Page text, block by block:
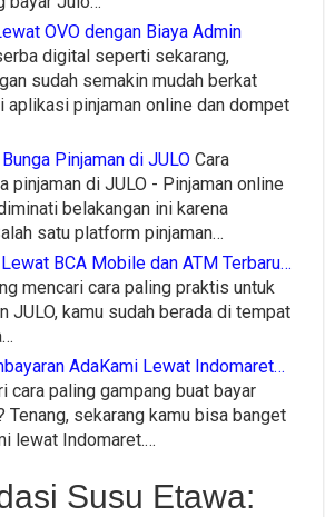
OVO dengan Biaya Admin
digital seperti sekarang,
sudah semakin mudah berkat
aplikasi pinjaman online dan dompet
Pinjaman di JULO Cara
pinjaman di JULO - Pinjaman online
belakangan ini karena
satu platform pinjaman…
BCA Mobile dan ATM Terbaru…
mencari cara paling praktis untuk
JULO, kamu sudah berada di tempat
AdaKami Lewat Indomaret…
cara paling gampang buat bayar
Tenang, sekarang kamu bisa banget
lewat Indomaret.…
Susu Etawa: